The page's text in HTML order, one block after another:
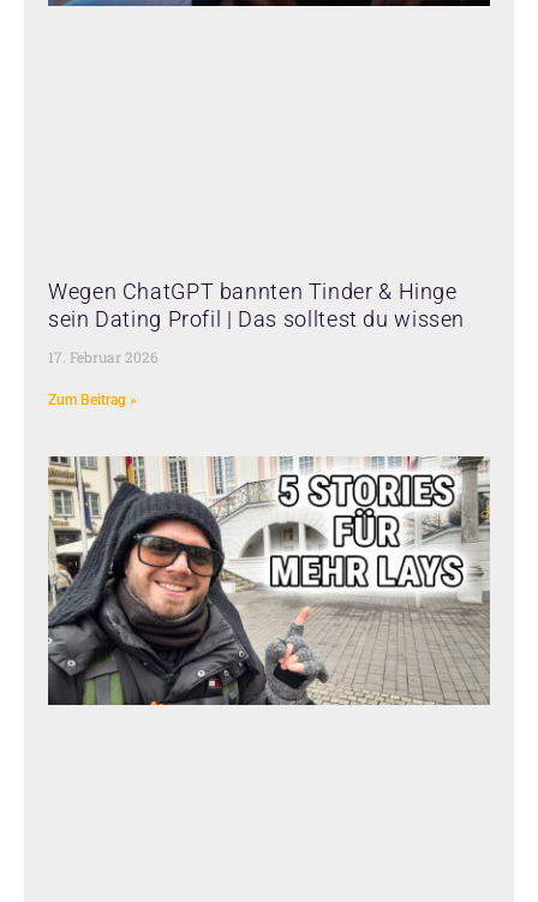
Wegen ChatGPT bannten Tinder & Hinge
sein Dating Profil | Das solltest du wissen
17. Februar 2026
Zum Beitrag »